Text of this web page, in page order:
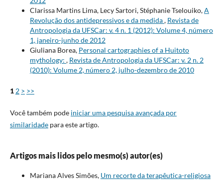
Clarissa Martins Lima, Lecy Sartori, Stéphanie Tselouiko,A
Revolução dos antidepressivos e da medida, Revista de
Antropologia da UFSCar: v. 4 n. 1 (2012): Volume 4, número
1, janeiro-junho de 2012
Giuliana Borea, Personal cartographies of a Huitoto
mythology: , Revista de Antropologia da UFSCar: v. 2 n. 2
(2010): Volume 2, número 2, julho-dezembro de 2010
1 2 > >>
Você também pode iniciar uma pesquisa avançada por
similaridadepara este artigo.
Artigos mais lidos pelo mesmo(s) autor(es)
Mariana Alves Simões, Um recorte da terapêutica-religiosa